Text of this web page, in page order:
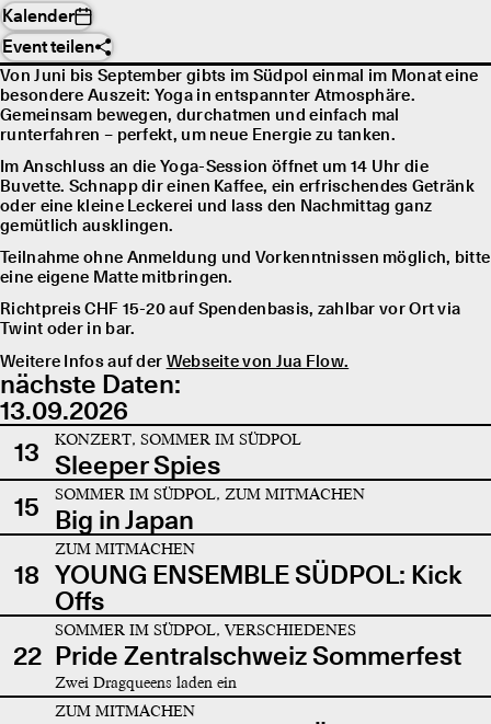
Kalender
Event teilen
Von Juni bis September gibts im Südpol einmal im Monat eine
besondere Auszeit: Yoga in entspannter Atmosphäre.
Gemeinsam bewegen, durchatmen und einfach mal
runterfahren – perfekt, um neue Energie zu tanken.
Im Anschluss an die Yoga-Session öffnet um 14 Uhr die
Buvette. Schnapp dir einen Kaffee, ein erfrischendes Getränk
oder eine kleine Leckerei und lass den Nachmittag ganz
gemütlich ausklingen.
Teilnahme ohne Anmeldung und Vorkenntnissen möglich, bitte
eine eigene Matte mitbringen.
Richtpreis CHF 15-20 auf Spendenbasis, zahlbar vor Ort via
Twint oder in bar.
Weitere Infos auf der Webseite von Jua Flow.
nächste Daten:
13.09.2026
13
KONZERT, SOMMER IM SÜDPOL
Sleeper Spies
15
SOMMER IM SÜDPOL, ZUM MITMACHEN
Big in Japan
18
ZUM MITMACHEN
YOUNG ENSEMBLE SÜDPOL: Kick
Offs
22
SOMMER IM SÜDPOL, VERSCHIEDENES
Pride Zentralschweiz Sommerfest
Zwei Dragqueens laden ein
ZUM MITMACHEN